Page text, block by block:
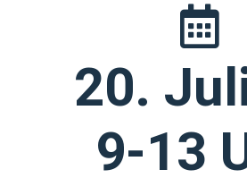
20.
9-13